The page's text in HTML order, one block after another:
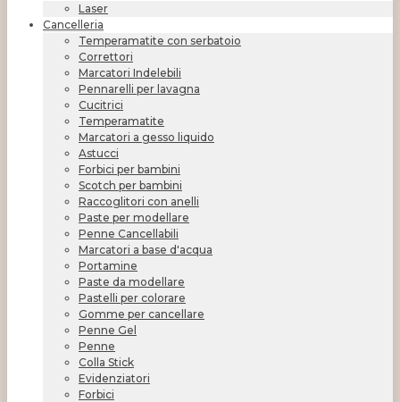
Laser
Cancelleria
Temperamatite con serbatoio
Correttori
Marcatori Indelebili
Pennarelli per lavagna
Cucitrici
Temperamatite
Marcatori a gesso liquido
Astucci
Forbici per bambini
Scotch per bambini
Raccoglitori con anelli
Paste per modellare
Penne Cancellabili
Marcatori a base d'acqua
Portamine
Paste da modellare
Pastelli per colorare
Gomme per cancellare
Penne Gel
Penne
Colla Stick
Evidenziatori
Forbici